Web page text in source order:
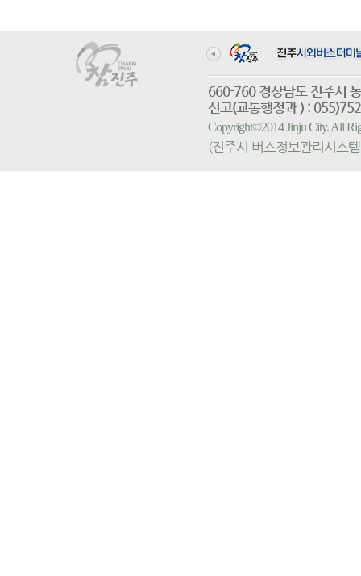
660-760 경상남도 진
신고(교통행정과 ) :
Copyright©2014 Jinju City. All
(진주시 버스정보관리시스